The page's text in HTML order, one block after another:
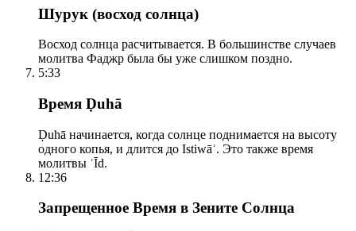
Шурук (восход солнца)
Восход солнца расчитывается. В большинстве случаев
молитва Фаджр была бы уже слишком поздно.
5:33
Время Ḍuhā
Ḍuhā начинается, когда солнце поднимается на высоту
одного копья, и длится до Istiwāʾ. Это также время
молитвы ʿĪd.
12:36
Запрещенное Время в Зените Солнца